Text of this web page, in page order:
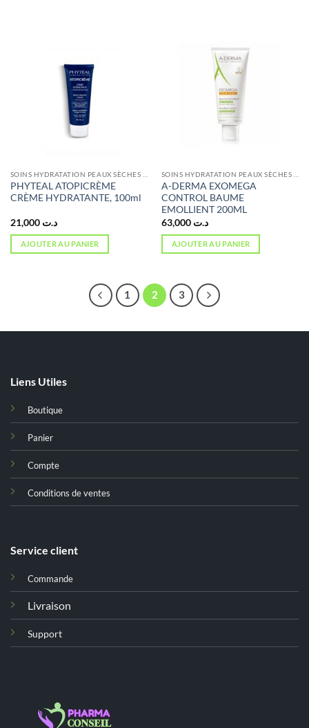
SOINS HYDRATATION PEAUX SÈCHES ET ATOPIQUES
PHYTEAL ATOPICRÈME
CRÈME HYDRATANTE, 100ml
د.ت 21,000
AJOUTER AU PANIER
SOINS HYDRATATION PEAUX SÈCHES ET ATOPIQUES
A-DERMA EXOMEGA
CONTROL BAUME
EMOLLIENT 200ML
د.ت 63,000
AJOUTER AU PANIER
1 2 3
Liens Utiles
Boutique
Panier
Compte
Conditions de ventes
Service client
Commande
Livraison
Support